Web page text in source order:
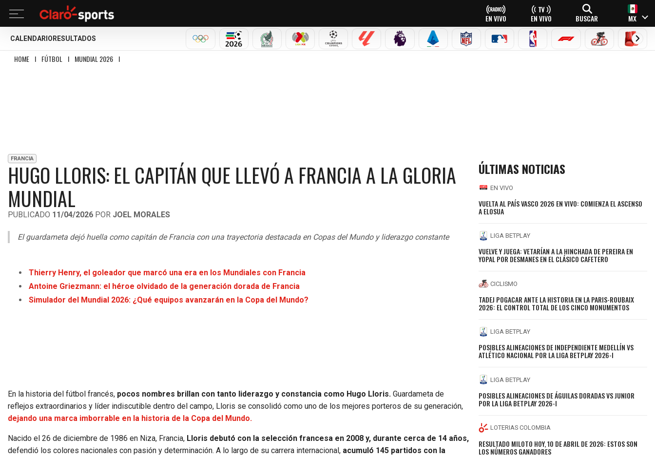
EN VIVO EN VIVO BUSCAR MX
CALENDARIO RESULTADOS
OLÍMPICOSMUNDIAL 2026SELECCIÓN MEXICANA
LIGA MX CHAMPIONS LEAGUE
LALIGA PREMIER LEAGUE
SERIE A NFL MLB NBA FÓRMULA 1CICLISMOBOXEO
HOME I FÚTBOL I MUNDIAL 2026 I
FRANCIA
HUGO LLORIS: EL CAPITÁN QUE LLEVÓ A FRANCIA A LA GLORIA
MUNDIAL
PUBLICADO 11/04/2026 POR JOEL MORALES
El guardameta dejó huella como capitán de Francia con una trayectoria destacada en Copas del Mundo y liderazgo constante
Thierry Henry, el goleador que marcó una era en los Mundiales con Francia
Antoine Griezmann: el héroe olvidado de la generación dorada de Francia
Simulador del Mundial 2026: ¿Qué equipos avanzarán en la Copa del Mundo?
En la historia del fútbol francés, pocos nombres brillan con tanto liderazgo y constancia como Hugo Lloris. Guardameta de
reflejos extraordinarios y líder indiscutible dentro del campo, Lloris se consolidó como uno de los mejores porteros de su generación,
dejando una marca imborrable en la historia de la Copa del Mundo.
Nacido el 26 de diciembre de 1986 en Niza, Francia, Lloris debutó con la selección francesa en 2008 y, durante cerca de 14 años,
defendió los colores nacionales con pasión y determinación. A lo largo de su carrera internacional, acumuló 145 partidos con la
ÚLTIMAS NOTICIAS
EN VIVO
VUELTA AL PAÍS VASCO 2026 EN VIVO: COMIENZA EL ASCENSO
A ELOSUA
LIGA BETPLAY
VUELVE Y JUEGA: VETARÍAN A LA HINCHADA DE PEREIRA EN
YOPAL POR DESMANES EN EL CLÁSICO CAFETERO
CICLISMO
TADEJ POGACAR ANTE LA HISTORIA EN LA PARIS-ROUBAIX
2026: EL CONTROL TOTAL DE LOS CINCO MONUMENTOS
LIGA BETPLAY
POSIBLES ALINEACIONES DE INDEPENDIENTE MEDELLÍN VS
ATLÉTICO NACIONAL POR LA LIGA BETPLAY 2026-I
LIGA BETPLAY
POSIBLES ALINEACIONES DE ÁGUILAS DORADAS VS JUNIOR
POR LA LIGA BETPLAY 2026-I
LOTERIAS COLOMBIA
RESULTADO MILOTO HOY, 10 DE ABRIL DE 2026: ESTOS SON
LOS NÚMEROS GANADORES